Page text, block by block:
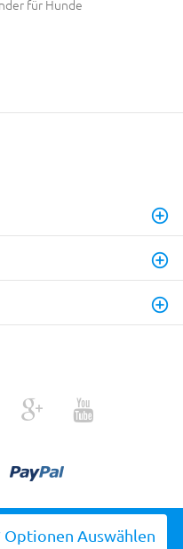
Optionen Auswählen
für Hunde